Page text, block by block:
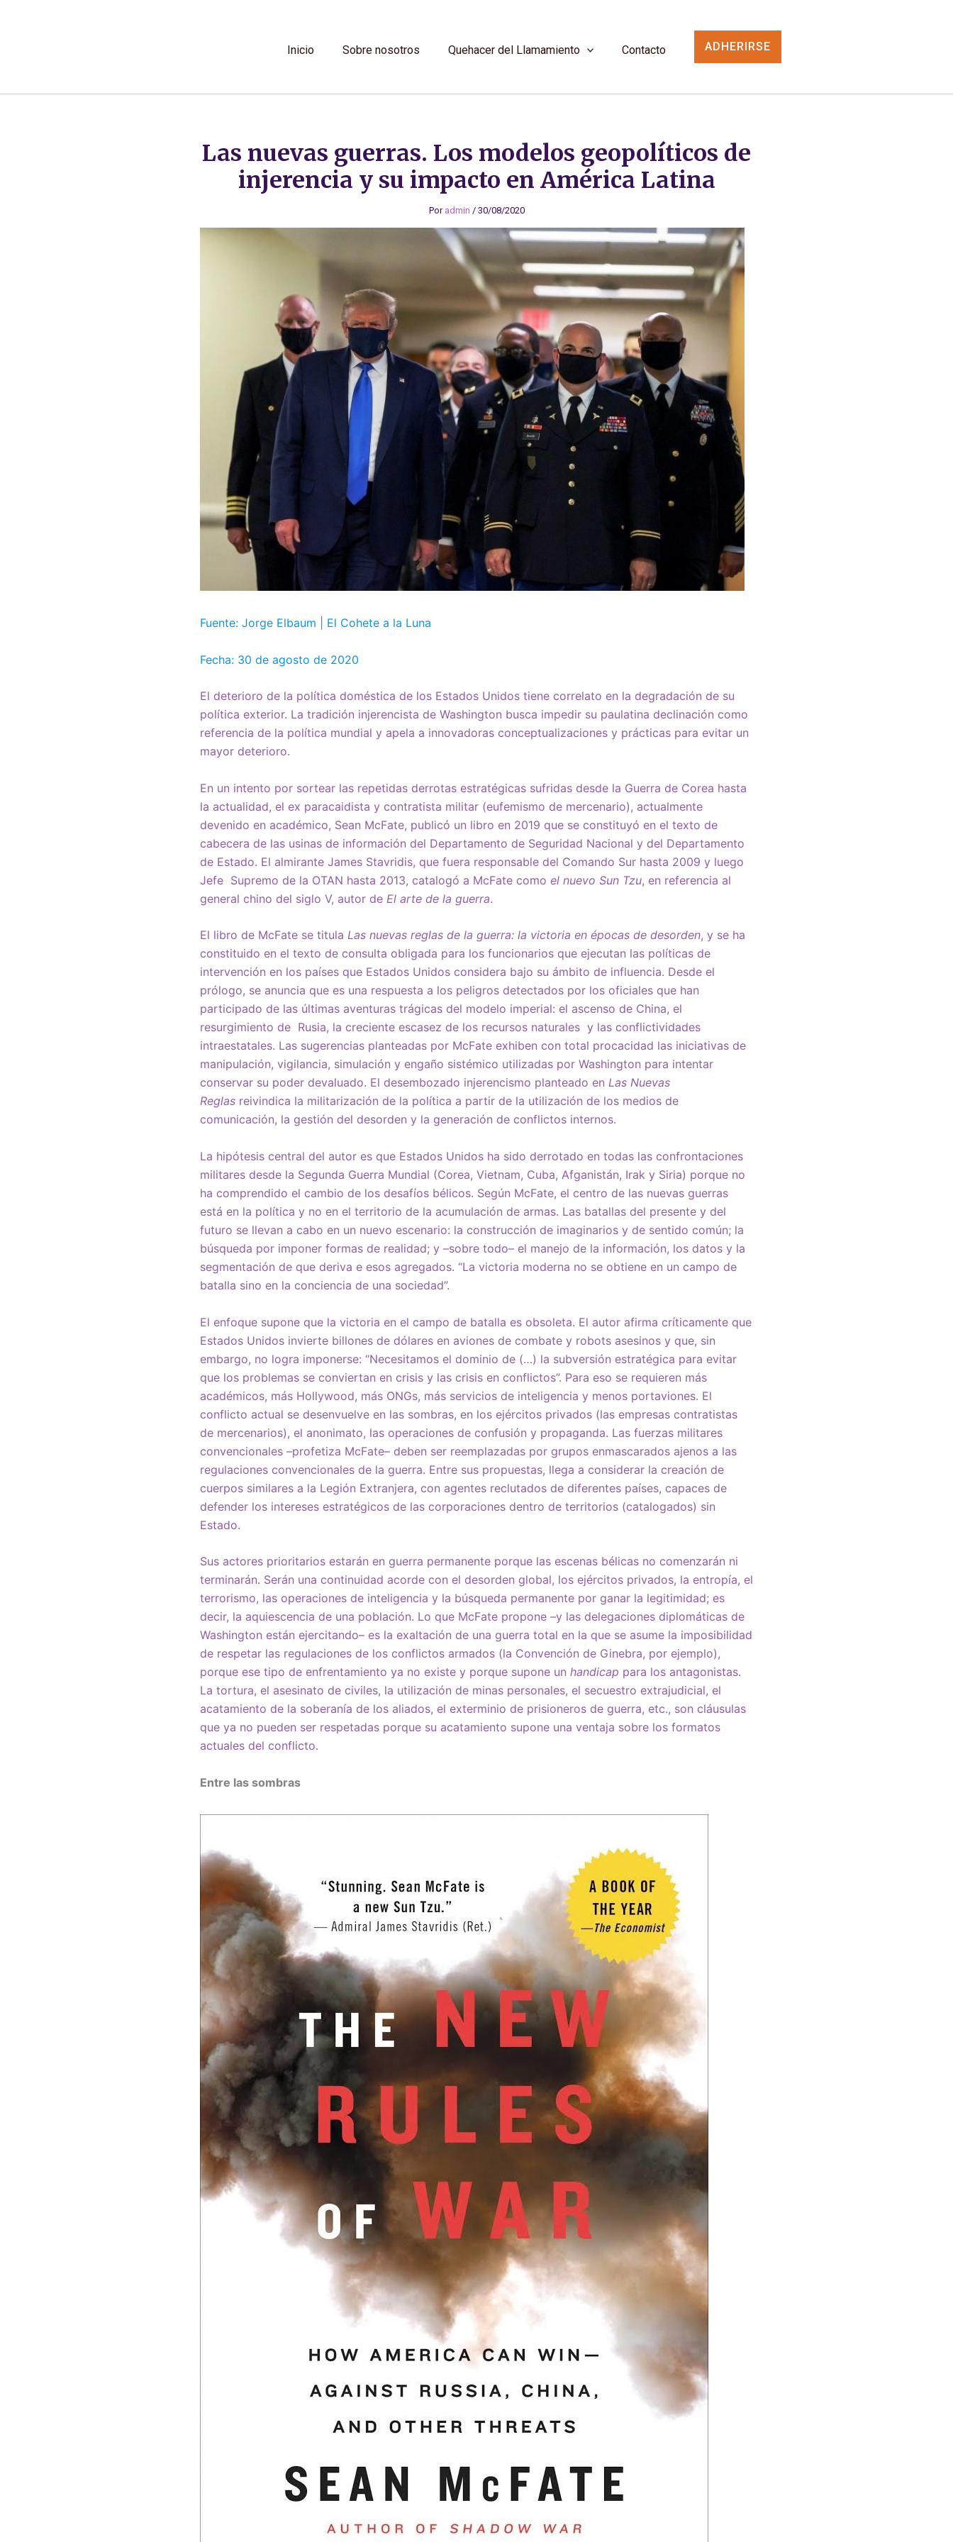
Inicio Sobre nosotros Quehacer del Llamamiento Contacto ADHERIRSE
Las nuevas guerras. Los modelos geopolíticos de
injerencia y su impacto en América Latina
Por admin / 30/08/2020
Fuente: Jorge Elbaum | El Cohete a la Luna
Fecha: 30 de agosto de 2020
El deterioro de la política doméstica de los Estados Unidos tiene correlato en la degradación de su
política exterior. La tradición injerencista de Washington busca impedir su paulatina declinación como
referencia de la política mundial y apela a innovadoras conceptualizaciones y prácticas para evitar un
mayor deterioro.
En un intento por sortear las repetidas derrotas estratégicas sufridas desde la Guerra de Corea hasta
la actualidad, el ex paracaidista y contratista militar (eufemismo de mercenario), actualmente
devenido en académico, Sean McFate, publicó un libro en 2019 que se constituyó en el texto de
cabecera de las usinas de información del Departamento de Seguridad Nacional y del Departamento
de Estado. El almirante James Stavridis, que fuera responsable del Comando Sur hasta 2009 y luego
Jefe Supremo de la OTAN hasta 2013, catalogó a McFate como el nuevo Sun Tzu, en referencia al
general chino del siglo V, autor de El arte de la guerra.
El libro de McFate se titula Las nuevas reglas de la guerra: la victoria en épocas de desorden, y se ha
constituido en el texto de consulta obligada para los funcionarios que ejecutan las políticas de
intervención en los países que Estados Unidos considera bajo su ámbito de influencia. Desde el
prólogo, se anuncia que es una respuesta a los peligros detectados por los oficiales que han
participado de las últimas aventuras trágicas del modelo imperial: el ascenso de China, el
resurgimiento de Rusia, la creciente escasez de los recursos naturales y las conflictividades
intraestatales. Las sugerencias planteadas por McFate exhiben con total procacidad las iniciativas de
manipulación, vigilancia, simulación y engaño sistémico utilizadas por Washington para intentar
conservar su poder devaluado. El desembozado injerencismo planteado en Las Nuevas
Reglas reivindica la militarización de la política a partir de la utilización de los medios de
comunicación, la gestión del desorden y la generación de conflictos internos.
La hipótesis central del autor es que Estados Unidos ha sido derrotado en todas las confrontaciones
militares desde la Segunda Guerra Mundial (Corea, Vietnam, Cuba, Afganistán, Irak y Siria) porque no
ha comprendido el cambio de los desafíos bélicos. Según McFate, el centro de las nuevas guerras
está en la política y no en el territorio de la acumulación de armas. Las batallas del presente y del
futuro se llevan a cabo en un nuevo escenario: la construcción de imaginarios y de sentido común; la
búsqueda por imponer formas de realidad; y –sobre todo– el manejo de la información, los datos y la
segmentación de que deriva e esos agregados. “La victoria moderna no se obtiene en un campo de
batalla sino en la conciencia de una sociedad”.
El enfoque supone que la victoria en el campo de batalla es obsoleta. El autor afirma críticamente que
Estados Unidos invierte billones de dólares en aviones de combate y robots asesinos y que, sin
embargo, no logra imponerse: “Necesitamos el dominio de (…) la subversión estratégica para evitar
que los problemas se conviertan en crisis y las crisis en conflictos”. Para eso se requieren más
académicos, más Hollywood, más ONGs, más servicios de inteligencia y menos portaviones. El
conflicto actual se desenvuelve en las sombras, en los ejércitos privados (las empresas contratistas
de mercenarios), el anonimato, las operaciones de confusión y propaganda. Las fuerzas militares
convencionales –profetiza McFate– deben ser reemplazadas por grupos enmascarados ajenos a las
regulaciones convencionales de la guerra. Entre sus propuestas, llega a considerar la creación de
cuerpos similares a la Legión Extranjera, con agentes reclutados de diferentes países, capaces de
defender los intereses estratégicos de las corporaciones dentro de territorios (catalogados) sin
Estado.
Sus actores prioritarios estarán en guerra permanente porque las escenas bélicas no comenzarán ni
terminarán. Serán una continuidad acorde con el desorden global, los ejércitos privados, la entropía, el
terrorismo, las operaciones de inteligencia y la búsqueda permanente por ganar la legitimidad; es
decir, la aquiescencia de una población. Lo que McFate propone –y las delegaciones diplomáticas de
Washington están ejercitando– es la exaltación de una guerra total en la que se asume la imposibilidad
de respetar las regulaciones de los conflictos armados (la Convención de Ginebra, por ejemplo),
porque ese tipo de enfrentamiento ya no existe y porque supone un handicap para los antagonistas.
La tortura, el asesinato de civiles, la utilización de minas personales, el secuestro extrajudicial, el
acatamiento de la soberanía de los aliados, el exterminio de prisioneros de guerra, etc., son cláusulas
que ya no pueden ser respetadas porque su acatamiento supone una ventaja sobre los formatos
actuales del conflicto.
Entre las sombras